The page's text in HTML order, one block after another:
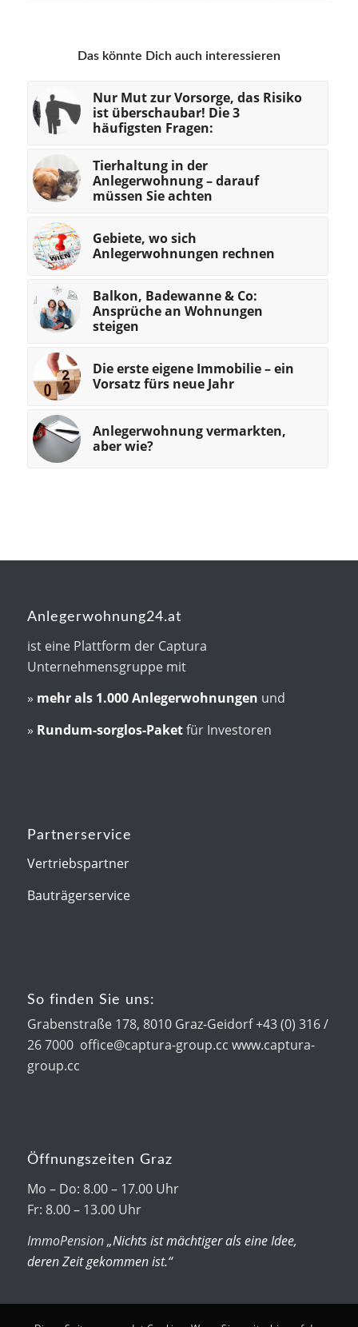
Das könnte Dich auch interessieren
Nur Mut zur Vorsorge, das Risiko
ist überschaubar! Die 3
häufigsten Fragen:
Tierhaltung in der
Anlegerwohnung – darauf
müssen Sie achten
Gebiete, wo sich
Anlegerwohnungen rechnen
Balkon, Badewanne & Co:
Ansprüche an Wohnungen
steigen
Die erste eigene Immobilie – ein
Vorsatz fürs neue Jahr
Anlegerwohnung vermarkten,
aber wie?
Anlegerwohnung24.at
ist eine Plattform der Captura
Unternehmensgruppe mit
» mehr als 1.000 Anlegerwohnungen und
» Rundum-sorglos-Paketfür Investoren
Partnerservice
Vertriebspartner
Bauträgerservice
So finden Sie uns:
Grabenstraße 178, 8010 Graz-Geidorf +43 (0) 316 /
26 7000 office@captura-group.cc www.captura-
group.cc
Öffnungszeiten Graz
Mo – Do: 8.00 – 17.00 Uhr
Fr: 8.00 – 13.00 Uhr
ImmoPension„Nichts ist mächtiger als eine Idee,
deren Zeit gekommen ist.“